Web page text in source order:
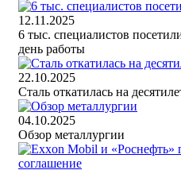
12.11.2025
6 тыс. специалистов
день работы
22.10.2025
Сталь откатилась на
04.10.2025
Обзор металлургии